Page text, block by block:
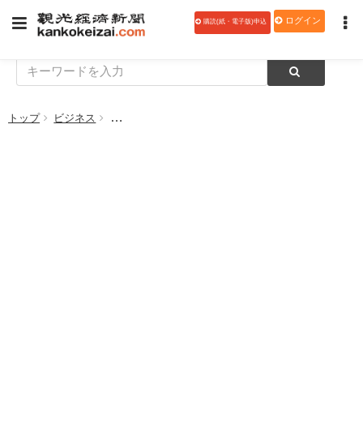
購読(紙・電子版)申込 ログイン
トップ ビジネス 観光庁長官、OECD・CFE局長の表敬訪問受ける